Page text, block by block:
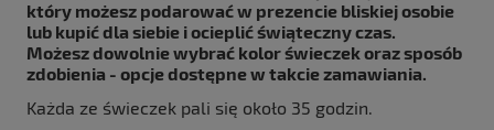
który możesz podarować w prezencie bliskiej osobie
lub kupić dla siebie i ocieplić świąteczny czas.
Możesz dowolnie wybrać kolor świeczek oraz sposób
zdobienia - opcje dostępne w takcie zamawiania.
Każda ze świeczek pali się około 35 godzin.